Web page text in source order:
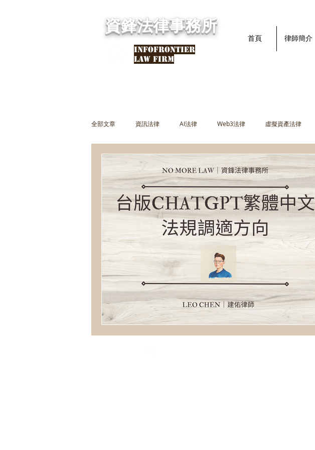
資鋒法律事務所
首頁 律師簡介
INFOFRONTIER
LAW FIRM
全部文章 資訊法律 AI法律 Web3法律 虛擬資產法律
民事法律